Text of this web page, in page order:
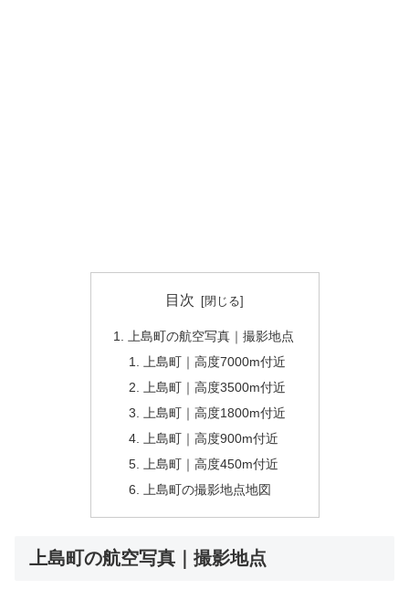
目次
上島町の航空写真｜撮影地点
上島町｜高度7000m付近
上島町｜高度3500m付近
上島町｜高度1800m付近
上島町｜高度900m付近
上島町｜高度450m付近
上島町の撮影地点地図
上島町の航空写真｜撮影地点